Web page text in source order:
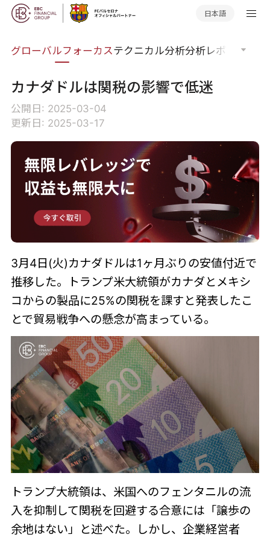
日本語
グローバルフォーカステクニカル分析分析レポート
カナダドルは関税の影響で低迷
公開日: 2025-03-04
更新日: 2025-03-17
3月4日(火)カナダドルは1ヶ月ぶりの安値付近で
推移した。トランプ米大統領がカナダとメキシ
コからの製品に25%の関税を課すと発表したこ
とで貿易戦争への懸念が高まっている。
トランプ大統領は、米国へのフェンタニルの流
入を抑制して関税を回避する合意には「譲歩の
余地はない」と述べた。しかし、企業経営者